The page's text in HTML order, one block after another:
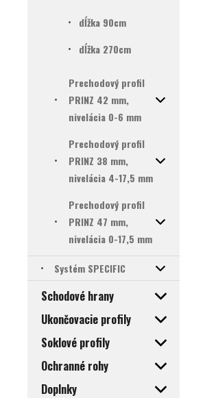
dĺžka 90cm
dĺžka 270cm
Prechodový profil
PRINZ 42 mm,
nivelácia 0-6 mm
Prechodový profil
PRINZ 38 mm,
nivelácia 4-17,5 mm
Prechodový profil
PRINZ 47 mm,
nivelácia 0-17,5 mm
Systém SPECIFIC
Schodové hrany
Ukončovacie profily
Soklové profily
Ochranné rohy
Doplnky